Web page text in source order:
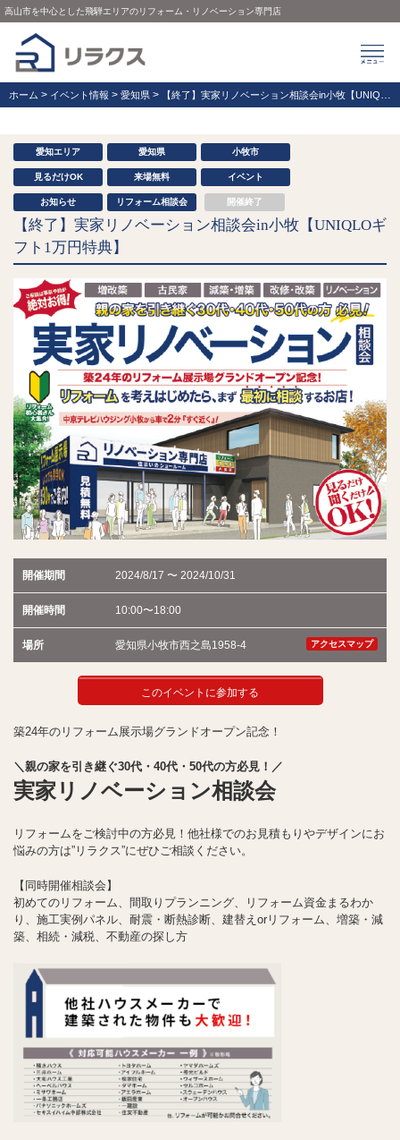
高山市を中心とした飛騨エリアのリフォーム・リノベーション専門店
ホーム > イベント情報 > 愛知県 > 【終了】実家リノベーション相談会in小牧【UNIQLOギフト1万円特典】
愛知エリア 愛知県 小牧市
見るだけOK 来場無料 イベント
お知らせ リフォーム相談会 開催終了
【終了】実家リノベーション相談会in小牧【UNIQLOギ
フト1万円特典】
開催期間 2024/8/17 〜 2024/10/31
開催時間 10:00〜18:00
場所 愛知県小牧市西之島1958-4 アクセスマップ
このイベントに参加する
築24年のリフォーム展示場グランドオープン記念！
＼親の家を引き継ぐ30代・40代・50代の方必見！／
実家リノベーション相談会
リフォームをご検討中の方必見！他社様でのお見積もりやデザインにお
悩みの方は”リラクス”にぜひご相談ください。
【同時開催相談会】
初めてのリフォーム、間取りプランニング、リフォーム資金まるわか
り、施工実例パネル、耐震・断熱診断、建替えorリフォーム、増築・減
築、相続・減税、不動産の探し方